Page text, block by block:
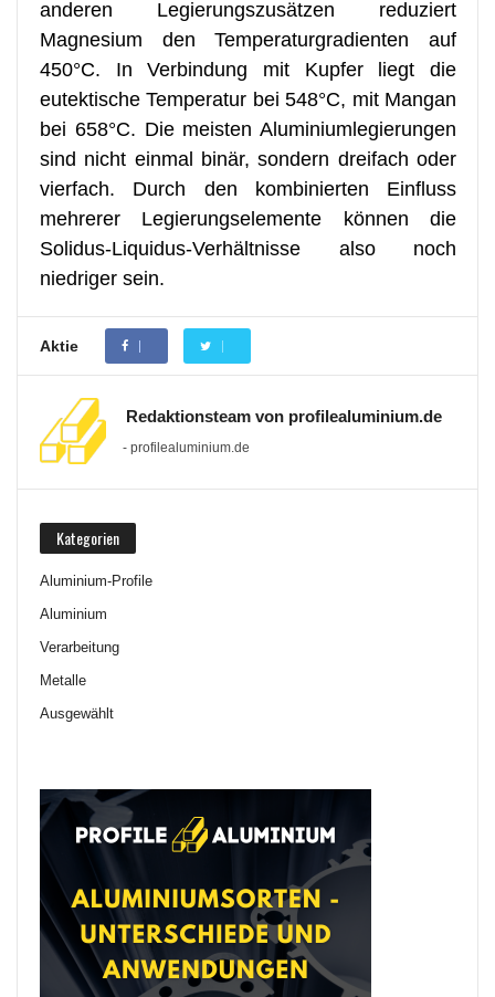
anderen Legierungszusätzen reduziert
Magnesium den Temperaturgradienten auf
450°C. In Verbindung mit Kupfer liegt die
eutektische Temperatur bei 548°C, mit Mangan
bei 658°C. Die meisten Aluminiumlegierungen
sind nicht einmal binär, sondern dreifach oder
vierfach. Durch den kombinierten Einfluss
mehrerer Legierungselemente können die
Solidus-Liquidus-Verhältnisse also noch
niedriger sein.
Aktie
Redaktionsteam von profilealuminium.de
- profilealuminium.de
Kategorien
Aluminium-Profile
Aluminium
Verarbeitung
Metalle
Ausgewählt